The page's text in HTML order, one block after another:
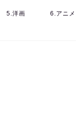
5.洋画 6.アニメ